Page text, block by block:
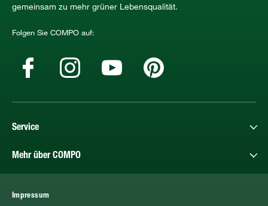
gemeinsam zu mehr grüner Lebensqualität.
Folgen Sie COMPO auf:
Service
Mehr über COMPO
Impressum